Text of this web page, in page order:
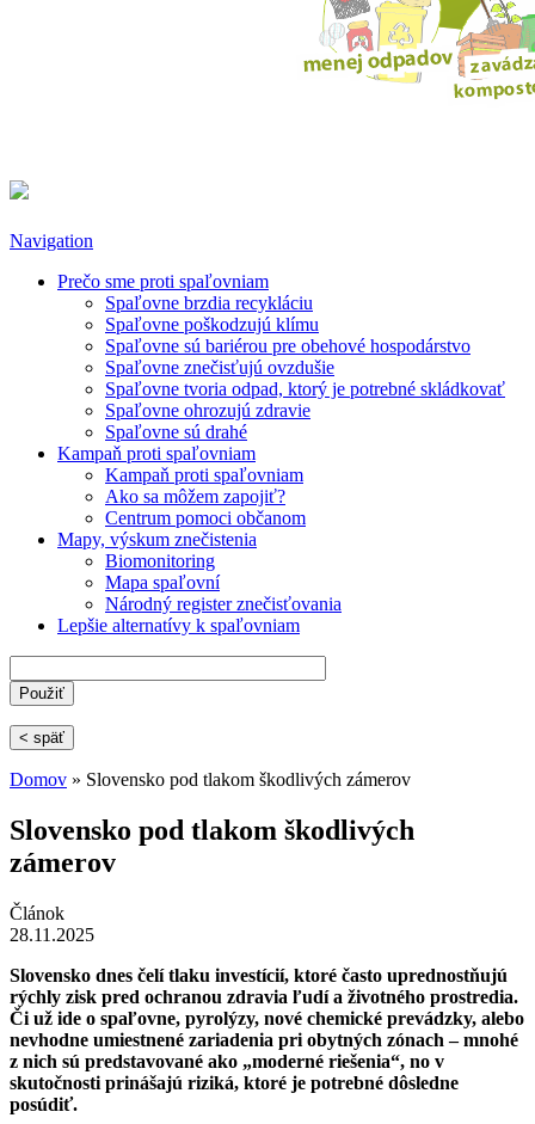
Navigation
Prečo sme proti spaľovniam
Spaľovne brzdia recykláciu
Spaľovne poškodzujú klímu
Spaľovne sú bariérou pre obehové hospodárstvo
Spaľovne znečisťujú ovzdušie
Spaľovne tvoria odpad, ktorý je potrebné skládkovať
Spaľovne ohrozujú zdravie
Spaľovne sú drahé
Kampaň proti spaľovniam
Kampaň proti spaľovniam
Ako sa môžem zapojiť?
Centrum pomoci občanom
Mapy, výskum znečistenia
Biomonitoring
Mapa spaľovní
Národný register znečisťovania
Lepšie alternatívy k spaľovniam
< späť
Domov » Slovensko pod tlakom škodlivých zámerov
Slovensko pod tlakom škodlivých
zámerov
Článok
28.11.2025
Slovensko dnes čelí tlaku investícií, ktoré často uprednostňujú
rýchly zisk pred ochranou zdravia ľudí a životného prostredia.
Či už ide o spaľovne, pyrolýzy, nové chemické prevádzky, alebo
nevhodne umiestnené zariadenia pri obytných zónach – mnohé
z nich sú predstavované ako „moderné riešenia“, no v
skutočnosti prinášajú riziká, ktoré je potrebné dôsledne
posúdiť.